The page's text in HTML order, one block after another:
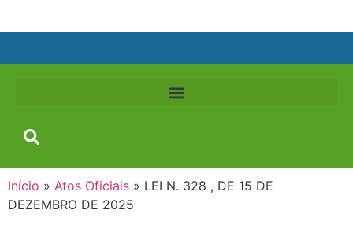
Início » Atos Oficiais » LEI N. 328 , DE 15 DE
DEZEMBRO DE 2025